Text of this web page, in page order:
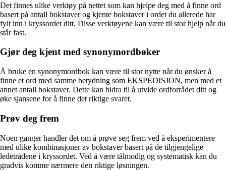
Det finnes ulike verktøy på nettet som kan hjelpe deg med å finne ord
basert på antall bokstaver og kjente bokstaver i ordet du allerede har
fylt inn i kryssordet ditt. Disse verktøyene kan være til stor hjelp når du
står fast.
Gjør deg kjent med synonymordbøker
Å bruke en synonymordbok kan være til stor nytte når du ønsker å
finne et ord med samme betydning som EKSPEDISJON, men med et
annet antall bokstaver. Dette kan bidra til å utvide ordforrådet ditt og
øke sjansene for å finne det riktige svaret.
Prøv deg frem
Noen ganger handler det om å prøve seg frem ved å eksperimentere
med ulike kombinasjoner av bokstaver basert på de tilgjengelige
ledetrådene i kryssordet. Ved å være tålmodig og systematisk kan du
gradvis komme nærmere den riktige løsningen.